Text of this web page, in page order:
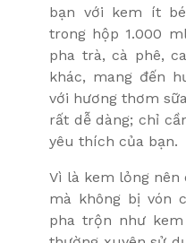
bạn với kem ít
trong hộp 1.000
pha trà, cà phê,
khác, mang đến
với hương thơm
rất dễ dàng; chỉ
yêu thích của bạn.
Vì là kem lỏng nên
mà không bị vón
pha trộn như